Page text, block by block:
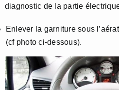
diagnostic de la partie
Enlever la garniture sous
(cf photo ci-dessous).